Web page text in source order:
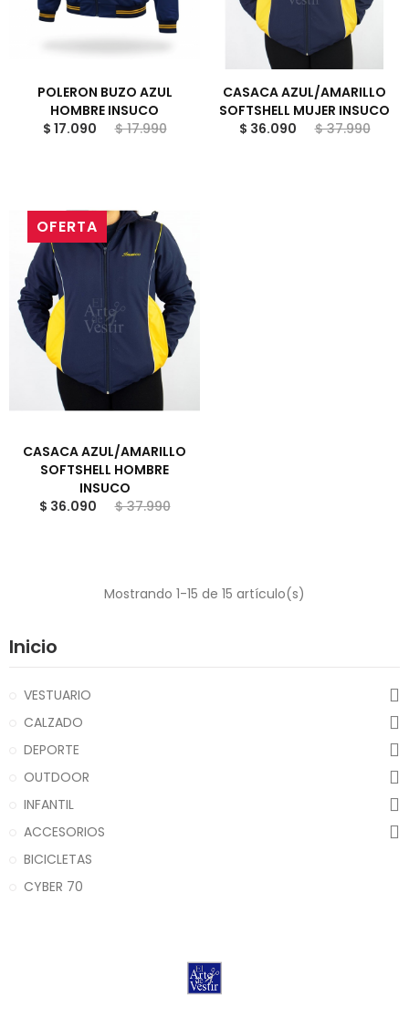
POLERON BUZO AZUL
HOMBRE INSUCO
$ 17.090
$ 17.990
CASACA AZUL/AMARILLO
SOFTSHELL MUJER INSUCO
$ 36.090
$ 37.990
OFERTA
CASACA AZUL/AMARILLO
SOFTSHELL HOMBRE
INSUCO
$ 36.090
$ 37.990
Mostrando 1-15 de 15 artículo(s)
Inicio
VESTUARIO
CALZADO
DEPORTE
OUTDOOR
INFANTIL
ACCESORIOS
BICICLETAS
CYBER 70